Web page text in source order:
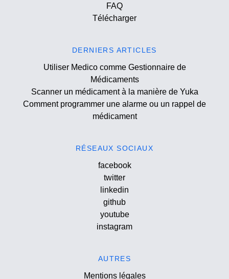
FAQ
Télécharger
DERNIERS ARTICLES
Utiliser Medico comme Gestionnaire de
Médicaments
Scanner un médicament à la manière de Yuka
Comment programmer une alarme ou un rappel de
médicament
RÉSEAUX SOCIAUX
facebook
twitter
linkedin
github
youtube
instagram
AUTRES
Mentions légales